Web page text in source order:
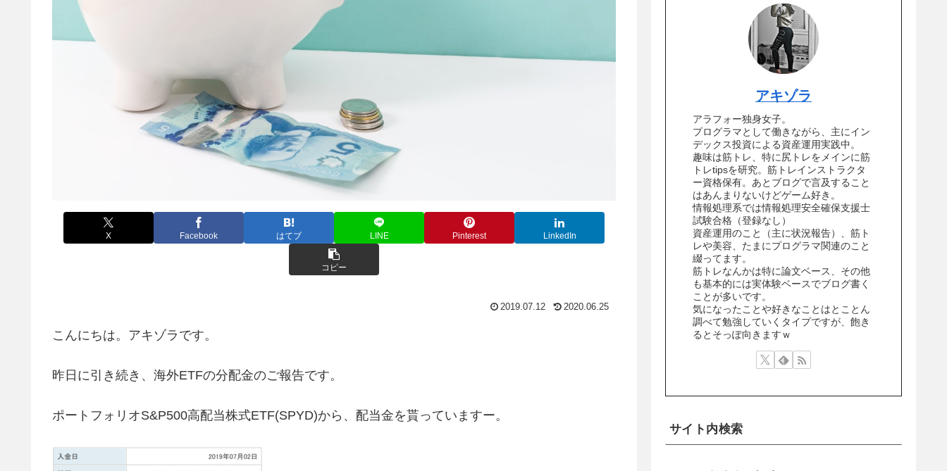
X Facebook はてブ LINE Pinterest LinkedIn
コピー
2019.07.12 2020.06.25
こんにちは。アキゾラです。
昨日に引き続き、海外ETFの分配金のご報告です。
ポートフォリオS&P500高配当株式ETF(SPYD)から、配当金を貰っていますー。
アキゾラ
アラフォー独身女子。
プログラマとして働きながら、主にイン
デックス投資による資産運用実践中。
趣味は筋トレ、特に尻トレをメインに筋
トレtipsを研究。筋トレインストラクタ
ー資格保有。あとブログで言及すること
はあんまりないけどゲーム好き。
情報処理系では情報処理安全確保支援士
試験合格（登録なし）
資産運用のこと（主に状況報告）、筋ト
レや美容、たまにプログラマ関連のこと
綴ってます。
筋トレなんかは特に論文ベース、その他
も基本的には実体験ベースでブログ書く
ことが多いです。
気になったことや好きなことはとことん
調べて勉強していくタイプですが、飽き
るとそっぽ向きますｗ
サイト内検索